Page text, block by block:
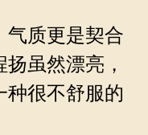
质更是契合
虽然漂亮，
种很不舒服的